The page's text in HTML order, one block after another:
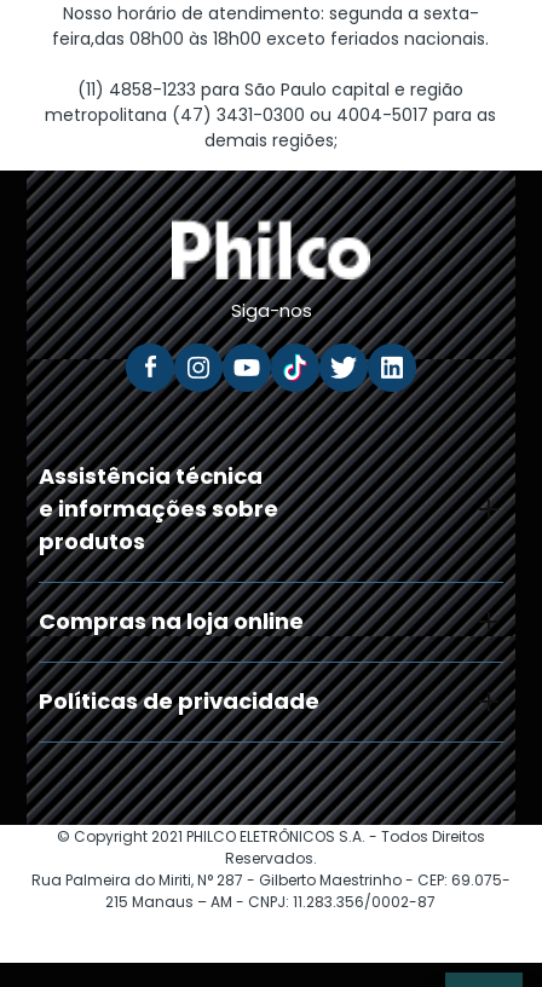
Nosso horário de atendimento: segunda a sexta-
feira,das 08h00 às 18h00 exceto feriados nacionais.
(11) 4858-1233 para São Paulo capital e região
metropolitana (47) 3431-0300 ou 4004-5017 para as
demais regiões;
Siga-nos
Assistência técnica
e informações sobre
produtos
Compras na loja online
Políticas de privacidade
© Copyright 2021 PHILCO ELETRÔNICOS S.A. - Todos Direitos
Reservados.
Rua Palmeira do Miriti, N° 287 - Gilberto Maestrinho - CEP: 69.075-
215 Manaus – AM - CNPJ: 11.283.356/0002-87